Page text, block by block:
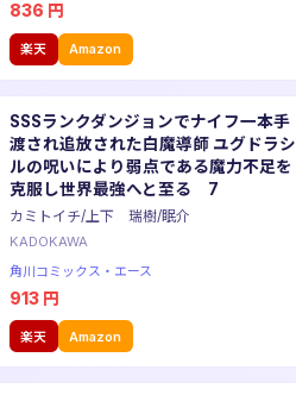
836 円
楽天 Amazon
SSSランクダンジョンでナイフ一本手
渡され追放された白魔導師 ユグドラシ
ルの呪いにより弱点である魔力不足を
克服し世界最強へと至る 7
カミトイチ/上下 瑞樹/眠介
KADOKAWA
角川コミックス・エース
913 円
楽天 Amazon